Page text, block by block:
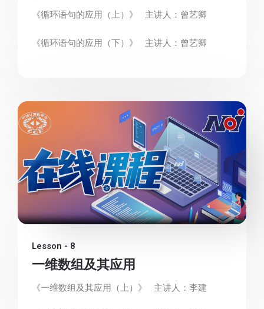
《循环语句的应用（上）》 主讲人：曾艺卿
《循环语句的应用（下）》 主讲人：曾艺卿
Lesson - 8
一维数组及其应用
《一维数组及其应用（上）》 主讲人：李建